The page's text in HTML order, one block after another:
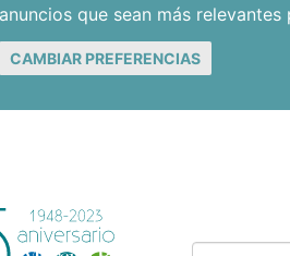
que sean más relevantes
CAMBIAR PREFERENCIAS